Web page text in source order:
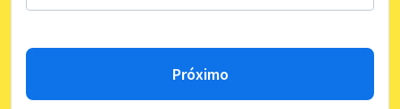
Próximo